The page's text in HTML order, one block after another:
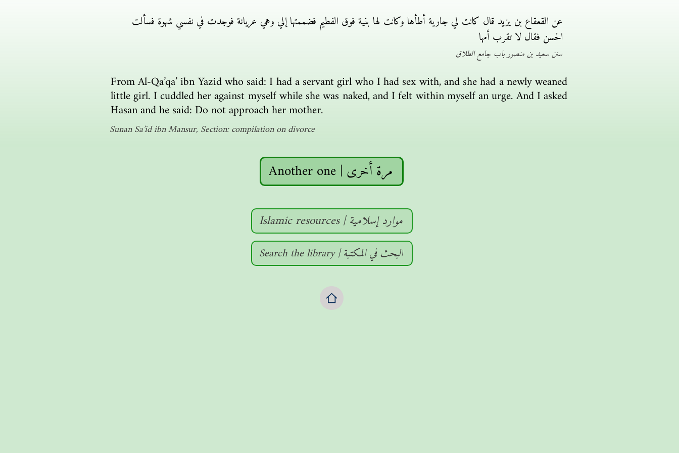
عن القعقاع بن يزيد قال كانت لي جارية أطأها وكانت لها بنية فوق الفطيم فضممتها إلي وهي عريانة فوجدت في نفسي شهوة فسألت
الحسن فقال لا تقرب أمها
سنن سعيد بن منصور باب جامع الطلاق
From Al-Qa’qa’ ibn Yazid who said: I had a servant girl who I had sex with, and she had a newly weaned
little girl. I cuddled her against myself while she was naked, and I felt within myself an urge. And I asked
Hasan and he said: Do not approach her mother.
Sunan Sa’id ibn Mansur, Section: compilation on divorce
Another one | مرة أخرى
Islamic resources | موارد إسلامية
Search the library | البحث في المكتبة